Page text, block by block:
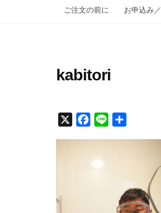
ご注文の前に お申込み
kabitori
e